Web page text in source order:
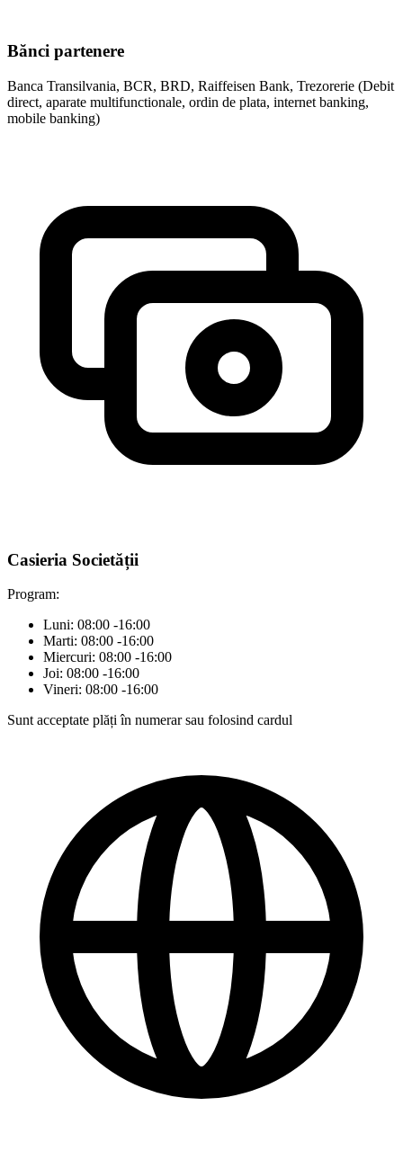
Bănci partenere
Banca Transilvania, BCR, BRD, Raiffeisen Bank, Trezorerie (Debit
direct, aparate multifunctionale, ordin de plata, internet banking,
mobile banking)
Casieria Societății
Program:
Luni: 08:00 -16:00
Marti: 08:00 -16:00
Miercuri: 08:00 -16:00
Joi: 08:00 -16:00
Vineri: 08:00 -16:00
Sunt acceptate plăți în numerar sau folosind cardul